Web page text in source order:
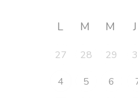
L M M J
27 28 29
4
5 6